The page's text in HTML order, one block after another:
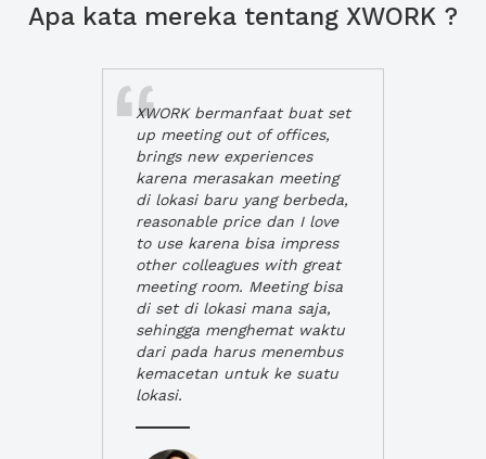
Apa kata mereka tentang XWORK ?
XWORK bermanfaat buat set
up meeting out of offices,
brings new experiences
karena merasakan meeting
di lokasi baru yang berbeda,
reasonable price dan I love
to use karena bisa impress
other colleagues with great
meeting room. Meeting bisa
di set di lokasi mana saja,
sehingga menghemat waktu
dari pada harus menembus
kemacetan untuk ke suatu
lokasi.